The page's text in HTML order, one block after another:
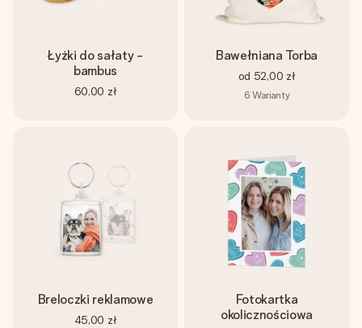
Łyżki do sałaty -
bambus
60,00 zł
Bawełniana Torba
od 52,00 zł
6 Warianty
Breloczki reklamowe
45,00 zł
Fotokartka
okolicznościowa